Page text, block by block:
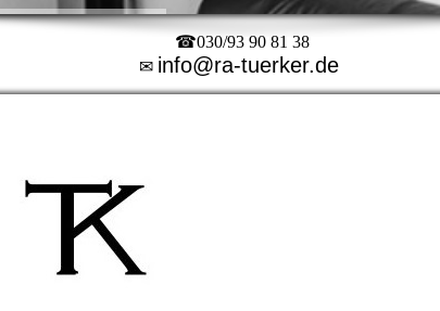
☎030/93 90 81 38
✉ info@ra-tuerker.de